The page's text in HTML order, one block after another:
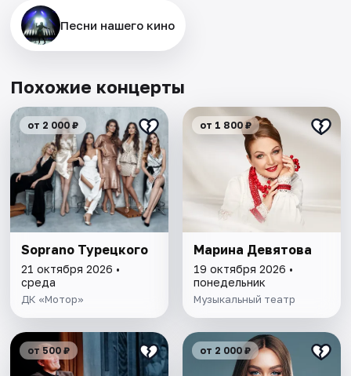
Песни нашего кино
Похожие концерты
от 2 000 ₽
Soprano Турецкого
21 октября 2026 •
среда
ДК «Мотор»
от 1 800 ₽
Марина Девятова
19 октября 2026 •
понедельник
Музыкальный театр
от 500 ₽ от 2 000 ₽